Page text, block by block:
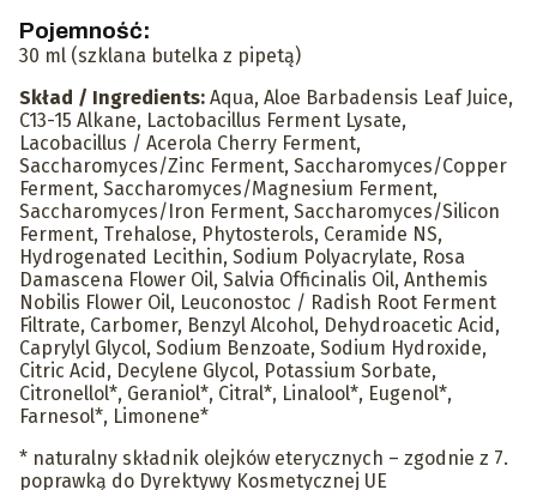
Pojemność:
30 ml (szklana butelka z pipetą)
Skład / Ingredients: Aqua, Aloe Barbadensis Leaf Juice,
C13-15 Alkane, Lactobacillus Ferment Lysate,
Lacobacillus / Acerola Cherry Ferment,
Saccharomyces/Zinc Ferment, Saccharomyces/Copper
Ferment, Saccharomyces/Magnesium Ferment,
Saccharomyces/Iron Ferment, Saccharomyces/Silicon
Ferment, Trehalose, Phytosterols, Ceramide NS,
Hydrogenated Lecithin, Sodium Polyacrylate, Rosa
Damascena Flower Oil, Salvia Officinalis Oil, Anthemis
Nobilis Flower Oil, Leuconostoc / Radish Root Ferment
Filtrate, Carbomer, Benzyl Alcohol, Dehydroacetic Acid,
Caprylyl Glycol, Sodium Benzoate, Sodium Hydroxide,
Citric Acid, Decylene Glycol, Potassium Sorbate,
Citronellol*, Geraniol*, Citral*, Linalool*, Eugenol*,
Farnesol*, Limonene*
* naturalny składnik olejków eterycznych – zgodnie z 7.
poprawką do Dyrektywy Kosmetycznej UE